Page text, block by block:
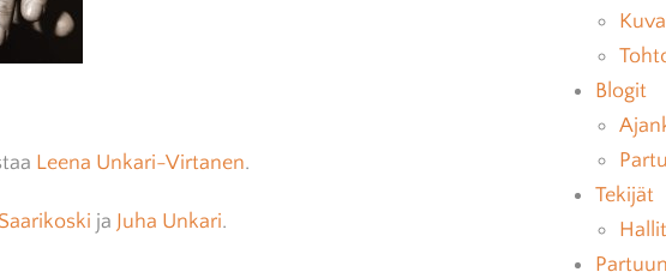
Leena Unkari-Virtanen.
ja Juha Unkari.
Blogit
Tekijät